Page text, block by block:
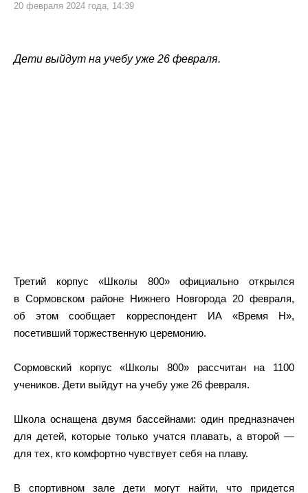
20 февраля 2024 года, 14:39
Дети выйдут на учебу уже 26 февраля.
Третий корпус «Школы 800» официально открылся
в Сормовском районе Нижнего Новгорода 20 февраля,
об этом сообщает корреспондент ИА «Время Н»,
посетивший торжественную церемонию.
Сормовский корпус «Школы 800» рассчитан на 1100
учеников. Дети выйдут на учебу уже 26 февраля.
Школа оснащена двумя бассейнами: один предназначен
для детей, которые только учатся плавать, а второй —
для тех, кто комфортно чувствует себя на плаву.
В спортивном зале дети могут найти, что придется